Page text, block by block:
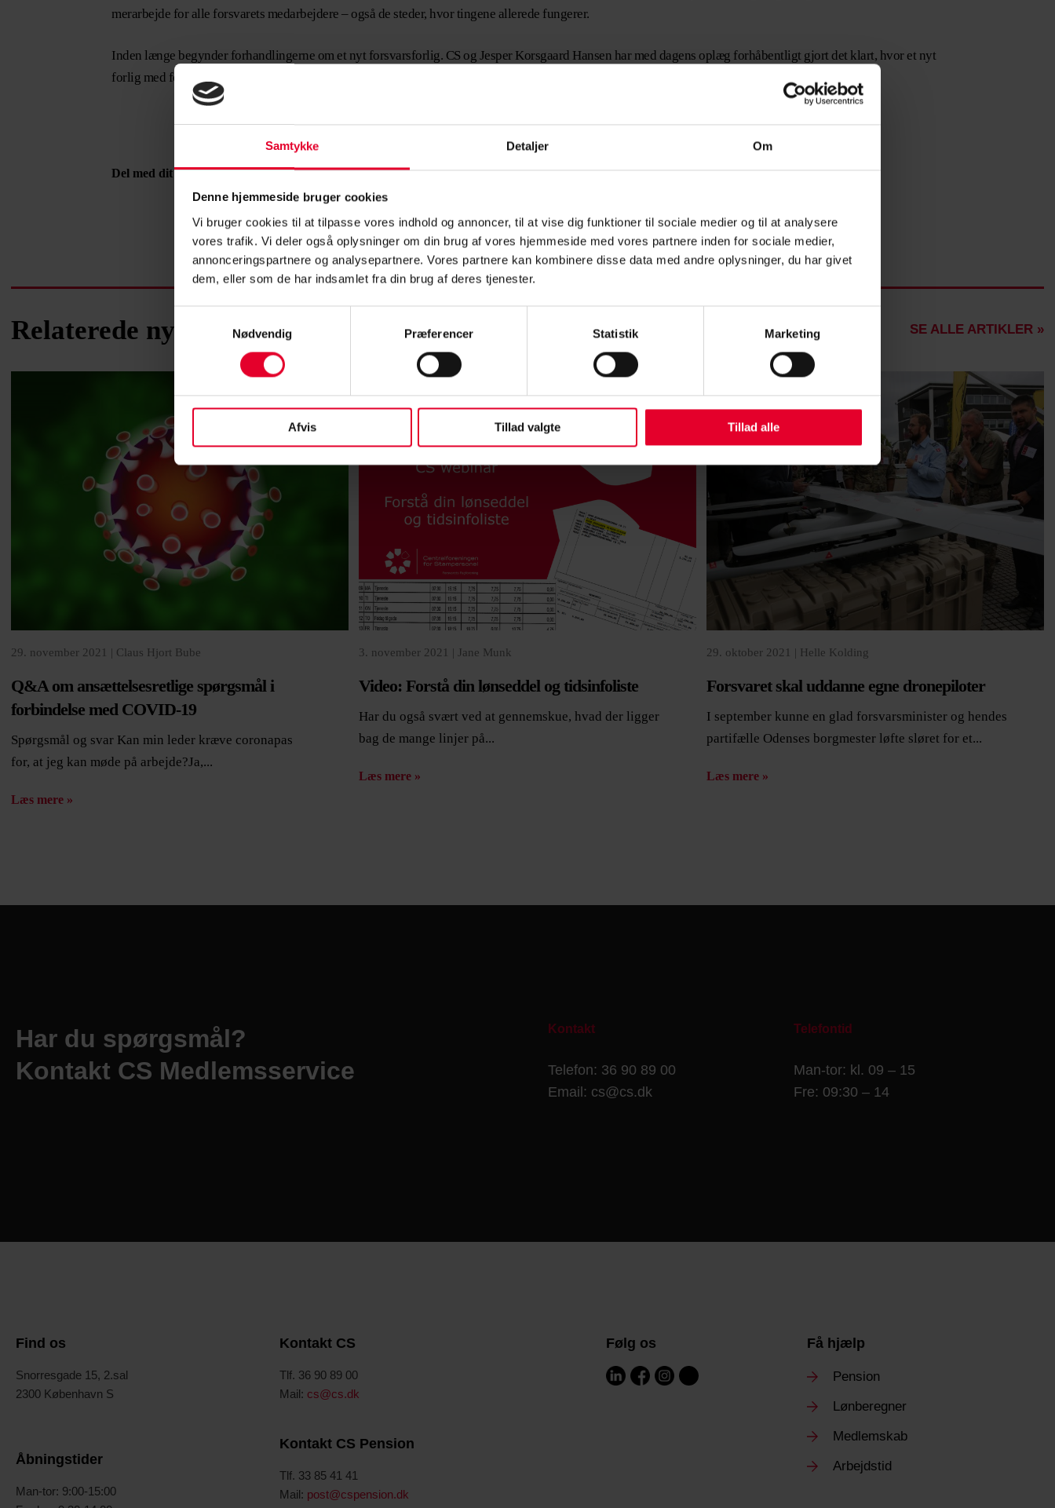
Samtykke Detaljer Om
Denne hjemmeside bruger cookies
Vi bruger cookies til at tilpasse vores indhold og annoncer, til at vise dig funktioner til sociale medier og til at analysere
vores trafik. Vi deler også oplysninger om din brug af vores hjemmeside med vores partnere inden for sociale medier,
annonceringspartnere og analysepartnere. Vores partnere kan kombinere disse data med andre oplysninger, du har givet
dem, eller som de har indsamlet fra din brug af deres tjenester.
Nødvendig
Præferencer Statistik Marketing
Afvis Tillad valgte Tillad alle
merarbejde for alle forsvarets medarbejdere – også de steder, hvor tingene allerede fungerer.
Inden længe begynder forhandlingerne om et nyt forsvarsforlig. CS og Jesper Korsgaard Hansen har med dagens oplæg forhåbentligt gjort det klart, hvor et nyt
forlig med fordel kan begynde.
Del med dit netværk
Relaterede nyheder SE ALLE ARTIKLER »
29. november 2021 | Claus Hjort Bube
Q&A om ansættelsesretlige spørgsmål i
forbindelse med COVID-19
Spørgsmål og svar Kan min leder kræve coronapas
for, at jeg kan møde på arbejde?Ja,...
Læs mere »
3. november 2021 | Jane Munk
Video: Forstå din lønseddel og tidsinfoliste
Har du også svært ved at gennemskue, hvad der ligger
bag de mange linjer på...
Læs mere »
29. oktober 2021 | Helle Kolding
Forsvaret skal uddanne egne dronepiloter
I september kunne en glad forsvarsminister og hendes
partifælle Odenses borgmester løfte sløret for et...
Læs mere »
Har du spørgsmål?
Kontakt CS Medlemsservice
Kontakt
Telefon: 36 90 89 00
Email: cs@cs.dk
Telefontid
Man-tor: kl. 09 – 15
Fre: 09:30 – 14
Find os
Snorresgade 15, 2.sal
2300 København S
Åbningstider
Man-tor: 9:00-15:00
Kontakt CS
Tlf. 36 90 89 00
Mail: cs@cs.dk
Kontakt CS Pension
Tlf. 33 85 41 41
Mail: post@cspension.dk
Følg os Få hjælp
Pension
Lønberegner
Medlemskab
Arbejdstid